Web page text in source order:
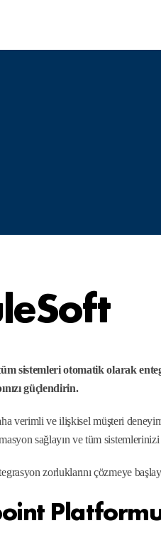
sistemleri otomatik olarak
güçlendirin.
verimli ve ilişkisel müşteri
sağlayın ve tüm
zorluklarını çözmeye